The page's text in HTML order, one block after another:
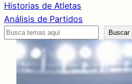
Historias de Atletas
Análisis de Partidos
Buscar
Buscar